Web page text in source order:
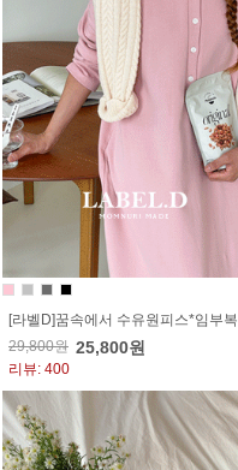
[라벨D]꿈속에서 수유원피스*임부복
29,800원 25,800원
리뷰: 400